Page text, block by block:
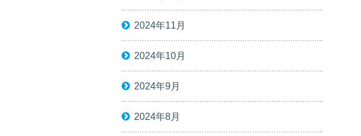
2024年11月
2024年10月
2024年9月
2024年8月